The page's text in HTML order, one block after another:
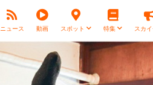
ニュース 動画 スポット 特集 スカ